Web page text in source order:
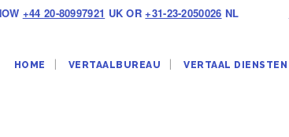
+44 20-80997921 UK OR+31-23-2050026 NL
HOME VERTAALBUREAU VERTAAL DIENSTEN